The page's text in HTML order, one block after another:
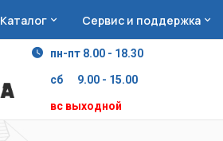
Каталог Сервис и поддержка
пн-пт 8.00 - 18.30
сб 9.00 - 15.00
вс выходной